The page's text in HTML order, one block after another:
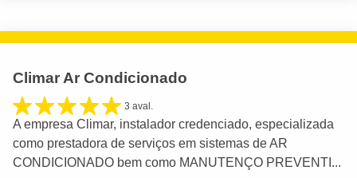
Climar Ar Condicionado
3 aval.
A empresa Climar, instalador credenciado, especializada
como prestadora de serviços em sistemas de AR
CONDICIONADO bem como MANUTENÇO PREVENTI...